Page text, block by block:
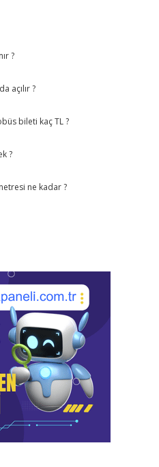
?
açılır ?
bileti kaç TL ?
?
ne kadar ?